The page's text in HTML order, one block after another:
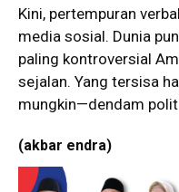
Kini, pertempuran
media sosial. Dunia
paling kontroversial
sejalan. Yang tersisa
mungkin—dendam
(akbar endra)